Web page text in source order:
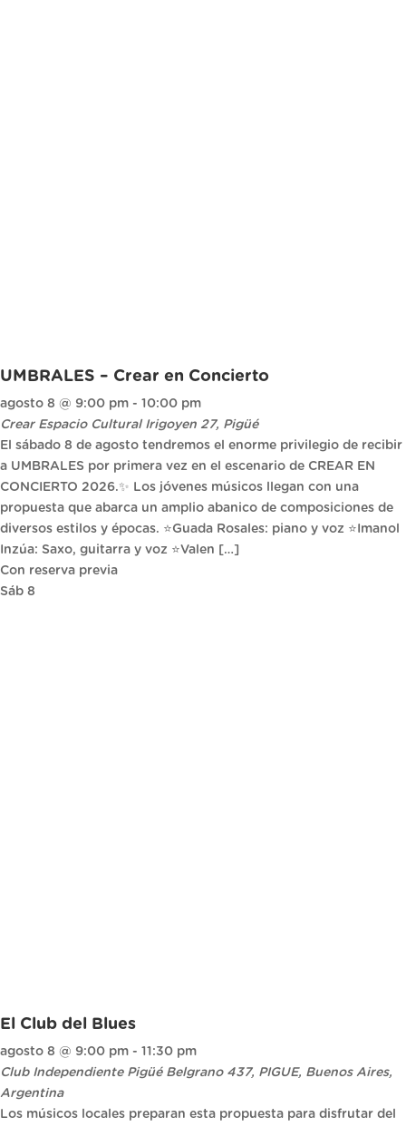
UMBRALES – Crear en Concierto
agosto 8 @ 9:00 pm - 10:00 pm
Crear Espacio Cultural Irigoyen 27, Pigüé
El sábado 8 de agosto tendremos el enorme privilegio de recibir
a UMBRALES por primera vez en el escenario de CREAR EN
CONCIERTO 2026.✨ Los jóvenes músicos llegan con una
propuesta que abarca un amplio abanico de composiciones de
diversos estilos y épocas. ⭐Guada Rosales: piano y voz ⭐Imanol
Inzúa: Saxo, guitarra y voz ⭐Valen […]
Con reserva previa
Sáb 8
El Club del Blues
agosto 8 @ 9:00 pm - 11:30 pm
Club Independiente Pigüé Belgrano 437, PIGUE, Buenos Aires,
Argentina
Los músicos locales preparan esta propuesta para disfrutar del